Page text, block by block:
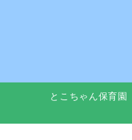
とこちゃん保育園